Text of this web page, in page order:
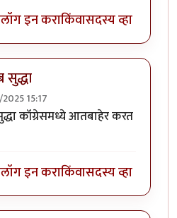
लॉग इन कराकिंवासदस्य व्हा
15:17
असता का ते माहितीbyरात्रीचे
कॉंग्रेसमध्ये आतबाहेर करत
लॉग इन कराकिंवासदस्य व्हा